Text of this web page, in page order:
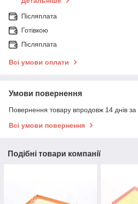
Післяплата
Готівкою
Післяплата
Всі умови оплати
Умови повернення
Повернення товару впродовж 14 днів
Всі умови повернення
Подібні товари компанії